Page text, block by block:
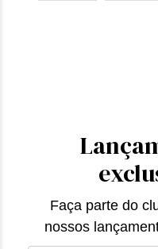
Faça parte do
nossos